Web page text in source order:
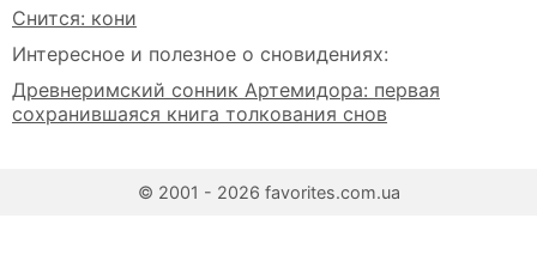
Снится: кони
Интересное и полезное о сновидениях:
Древнеримский сонник Артемидора: первая
сохранившаяся книга толкования снов
© 2001 - 2026 favorites.com.ua